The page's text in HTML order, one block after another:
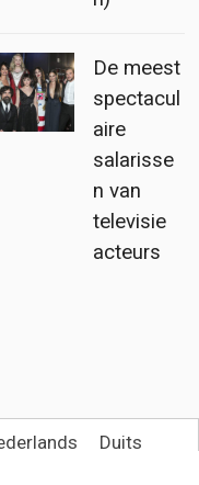
De meest
spectacul
aire
salarisse
n van
televisie
acteurs
Duits